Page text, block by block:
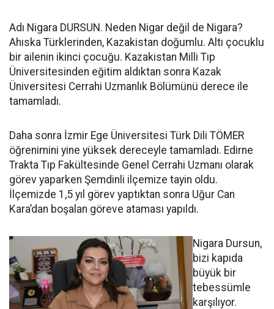
Adı Nigara DURSUN. Neden Nigar değil de Nigara?
Ahıska Türklerinden, Kazakistan doğumlu. Altı çocuklu
bir ailenin ikinci çocuğu. Kazakistan Milli Tıp
Üniversitesinden eğitim aldıktan sonra Kazak
Üniversitesi Cerrahi Uzmanlık Bölümünü derece ile
tamamladı.
Daha sonra İzmir Ege Üniversitesi Türk Dili TÖMER
öğrenimini yine yüksek dereceyle tamamladı. Edirne
Trakta Tıp Fakültesinde Genel Cerrahi Uzmanı olarak
görev yaparken Şemdinli ilçemize tayin oldu.
İlçemizde 1,5 yıl görev yaptıktan sonra Uğur Can
Kara’dan boşalan göreve ataması yapıldı.
Nigara Dursun,
bizi kapıda
büyük bir
tebessümle
karşılıyor.